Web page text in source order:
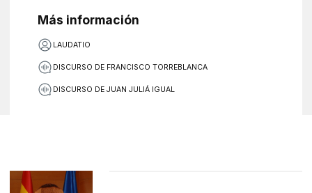
Más información
LAUDATIO
DISCURSO DE FRANCISCO TORREBLANCA
DISCURSO DE JUAN JULIÁ IGUAL